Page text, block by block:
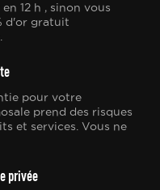
12 h , sinon vous
d'or gratuit
pour votre
prend des risques
et services. Vous ne
privée